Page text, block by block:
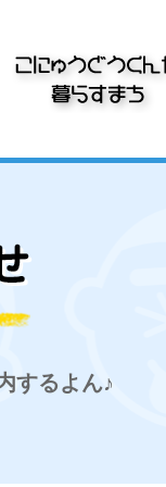
するよん♪